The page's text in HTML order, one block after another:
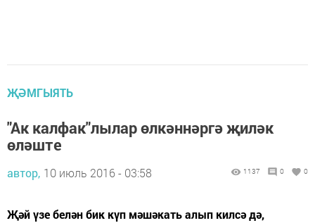
ҖӘМГЫЯТЬ
"Ак калфак"лылар өлкәннәргә җиләк
өләште
автор, 10 июль 2016 - 03:58 1137 0 0
Җәй үзе белән бик күп мәшәкать алып килсә дә,